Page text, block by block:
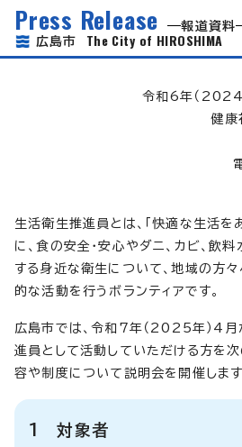
Press Release
報道資料
広島市 The City of HIROSHIMA
令和6年（2024
健康
生活衛生推進員とは、「快適な生活を
に、食の安全・安心やダニ、カビ、飲
する身近な衛生について、地域の方
的な活動を行うボランティアです。
広島市では、令和7年（2025年）4月
進員として活動していただける方を次
容や制度について説明会を開催します
1 対象者